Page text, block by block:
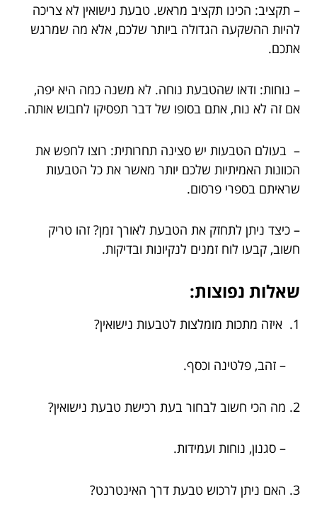
– תקציב: הכינו תקציב מראש. טבעת נישואין לא צריכה
להיות ההשקעה הגדולה ביותר שלכם, אלא מה שמרגש
אתכם.
– נוחות: ודאו שהטבעת נוחה. לא משנה כמה היא יפה,
אם זה לא נוח, אתם בסופו של דבר תפסיקו לחבוש אותה.
– בעולם הטבעות יש סצינה תחרותית: רוצו לחפש את
הכוונות האמיתיות שלכם יותר מאשר את כל הטבעות
שראיתם בספרי פרסום.
– כיצד ניתן לתחזק את הטבעת לאורך זמן? זהו טריק
חשוב, קבעו לוח זמנים לנקיונות ובדיקות.
שאלות נפוצות:
1. איזה מתכות מומלצות לטבעות נישואין?
– זהב, פלטינה וכסף.
2. מה הכי חשוב לבחור בעת רכישת טבעת נישואין?
– סגנון, נוחות ועמידות.
3. האם ניתן לרכוש טבעת דרך האינטרנט?